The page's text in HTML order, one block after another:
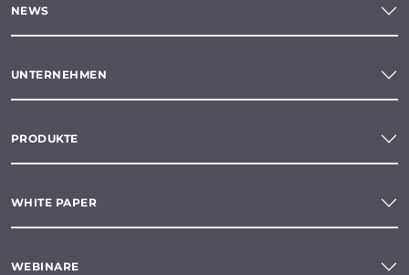
NEWS
UNTERNEHMEN
PRODUKTE
WHITE PAPER
WEBINARE